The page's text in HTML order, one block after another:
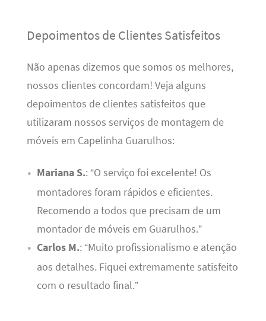
Depoimentos de Clientes Satisfeitos
Não apenas dizemos que somos os melhores,
nossos clientes concordam! Veja alguns
depoimentos de clientes satisfeitos que
utilizaram nossos serviços de montagem de
móveis em Capelinha Guarulhos:
Mariana S.: “O serviço foi excelente! Os
montadores foram rápidos e eficientes.
Recomendo a todos que precisam de um
montador de móveis em Guarulhos.”
Carlos M.: “Muito profissionalismo e atenção
aos detalhes. Fiquei extremamente satisfeito
com o resultado final.”